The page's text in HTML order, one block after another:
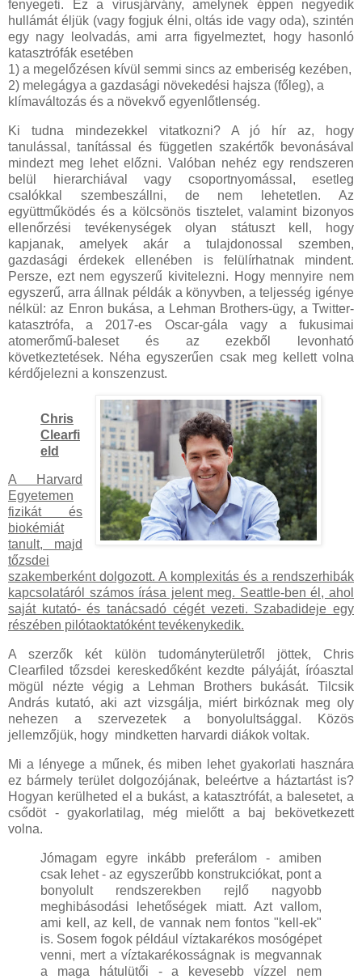
fenyegeti. Ez a vírusjárvány, amelynek éppen negyedik
hullámát éljük (vagy fogjuk élni, oltás ide vagy oda), szintén
egy nagy leolvadás, ami arra figyelmeztet, hogy hasonló
katasztrófák esetében
1) a megelőzésen kívül semmi sincs az emberiség kezében,
2) melegágya a gazdasági növekedési hajsza (főleg), a
klímaváltozás és a növekvő egyenlőtlenség.
Ki tudna mindezekkel vitatkozni? A jó hír az, hogy
tanulással, tanítással és független szakértők bevonásával
mindezt meg lehet előzni. Valóban nehéz egy rendszeren
belül hierarchiával vagy csoportnyomással, esetleg
csalókkal szembeszállni, de nem lehetetlen. Az
együttműködés és a kölcsönös tisztelet, valamint bizonyos
ellenőrzési tevékenységek olyan státuszt kell, hogy
kapjanak, amelyek akár a tulajdonossal szemben,
gazdasági érdekek ellenében is felülírhatnak mindent.
Persze, ezt nem egyszerű kivitelezni. Hogy mennyire nem
egyszerű, arra állnak példák a könyvben, a teljesség igénye
nélkül: az Enron bukása, a Lehman Brothers-ügy, a Twitter-
katasztrófa, a 2017-es Oscar-gála vagy a fukusimai
atomerőmű-baleset és az ezekből levonható
következtetések. Néha egyszerűen csak meg kellett volna
kérdőjelezni a konszenzust.
Chris
Clearfi
eld
A Harvard
Egyetemen
fizikát és
biokémiát
tanult, majd
tőzsdei
szakemberként dolgozott. A komplexitás és a rendszerhibák
kapcsolatáról számos írása jelent meg. Seattle-ben él, ahol
saját kutató- és tanácsadó cégét vezeti. Szabadideje egy
részében pilótaoktatóként tevékenykedik.
A szerzők két külön tudományterületről jöttek, Chris
Clearfiled tőzsdei kereskedőként kezdte pályáját, íróasztal
mögül nézte végig a Lehman Brothers bukását. Tilcsik
András kutató, aki azt vizsgálja, miért birkóznak meg oly
nehezen a szervezetek a bonyolultsággal. Közös
jellemzőjük, hogy mindketten harvardi diákok voltak.
Mi a lényege a műnek, és miben lehet gyakorlati hasznára
ez bármely terület dolgozójának, beleértve a háztartást is?
Hogyan kerülheted el a bukást, a katasztrófát, a balesetet, a
csődöt - gyakorlatilag, még mielőtt a baj bekövetkezett
volna.
Jómagam egyre inkább preferálom - amiben
csak lehet - az egyszerűbb konstrukciókat, pont a
bonyolult rendszerekben rejlő nagyobb
meghibásodási lehetőségek miatt. Azt vallom,
ami kell, az kell, de vannak nem fontos "kell-ek"
is. Sosem fogok például víztakarékos mosógépet
venni, mert a víztakarékosságnak is megvannak
a maga hátulütői - a kevesebb vízzel nem